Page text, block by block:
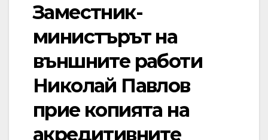
Заместник-
министърът на
външните работи
Николай Павлов
прие копията на
акредитивните